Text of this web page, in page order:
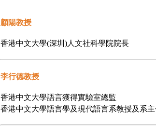
顧陽教授
香港中文大學(深圳)人文社科學院院長
李行德教授
香港中文大學語言獲得實驗室總監
香港中文大學語言學及現代語言系教授及系